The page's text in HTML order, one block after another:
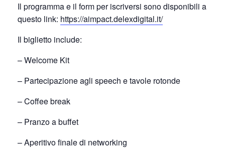
Il programma e il form per iscriversi sono disponibili a
questo link: https://aimpact.delexdigital.it/
Il biglietto include:
– Welcome Kit
– Partecipazione agli speech e tavole rotonde
– Coffee break
– Pranzo a buffet
– Aperitivo finale di networking